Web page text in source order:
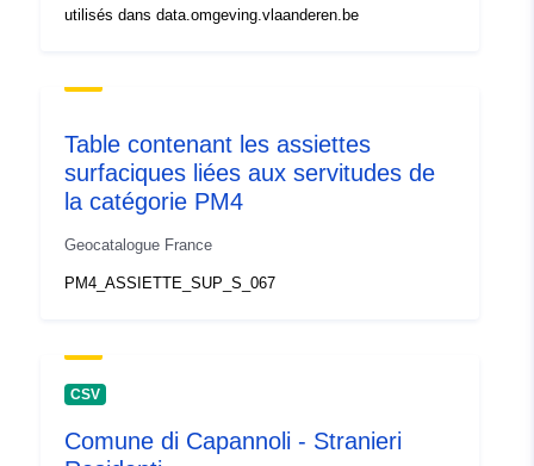
utilisés dans data.omgeving.vlaanderen.be
Table contenant les assiettes
surfaciques liées aux servitudes de
la catégorie PM4
Geocatalogue France
PM4_ASSIETTE_SUP_S_067
CSV
Comune di Capannoli - Stranieri